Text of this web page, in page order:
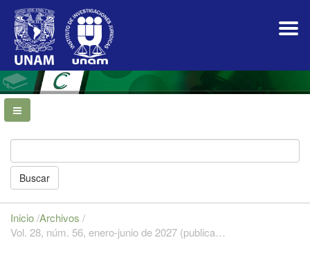
Navegación
principal
Contenido
principal
Barra
lateral
Buscar
Inicio/Archivos /
Vol. 28, núm. 56, enero-junio de 2027 (publicación continua)